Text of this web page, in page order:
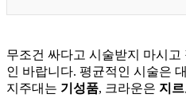
무조건 싸다고 시술받지 마시
인 바랍니다. 평균적인 시술은
지주대는 기성품, 크라운은 지